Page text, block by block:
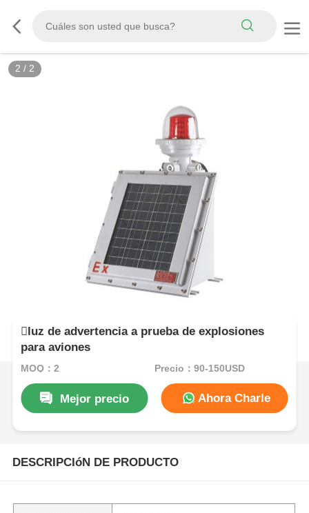
2 / 2
luz de advertencia a prueba de explosiones
para aviones
MOQ：2 Precio：90-150USD
Mejor precio Ahora Charle
DESCRIPCIóN DE PRODUCTO